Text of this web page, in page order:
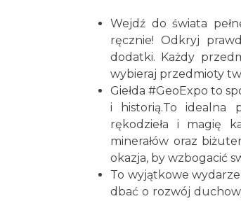
Wejdź do świata
ręcznie! Odkryj
dodatki. Każdy
wybieraj przedmioty
Giełda #GeoExpo to
i historią.To idealna
rękodzieła i magię
minerałów oraz
okazja, by wzbogacić
To wyjątkowe
dbać o rozwój